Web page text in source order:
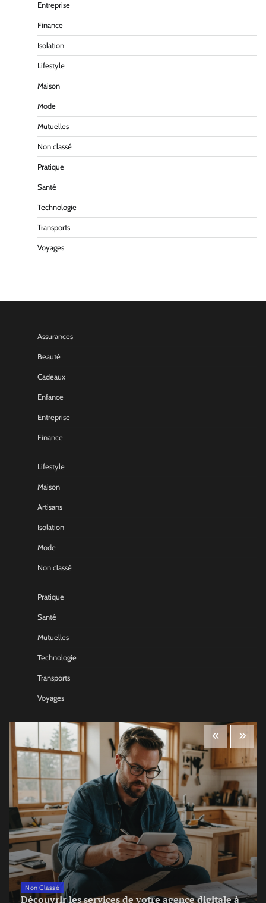
Entreprise
Finance
Isolation
Lifestyle
Maison
Mode
Mutuelles
Non classé
Pratique
Santé
Technologie
Transports
Voyages
Assurances
Beauté
Cadeaux
Enfance
Entreprise
Finance
Lifestyle
Maison
Artisans
Isolation
Mode
Non classé
Pratique
Santé
Mutuelles
Technologie
Transports
Voyages
Non Classé
Découvrir les services de votre agence digitale à